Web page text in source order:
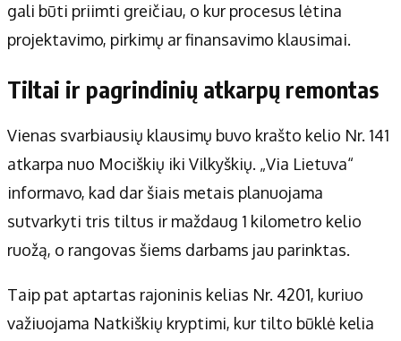
gali būti priimti greičiau, o kur procesus lėtina
projektavimo, pirkimų ar finansavimo klausimai.
Tiltai ir pagrindinių atkarpų remontas
Vienas svarbiausių klausimų buvo krašto kelio Nr. 141
atkarpa nuo Mociškių iki Vilkyškių. „Via Lietuva“
informavo, kad dar šiais metais planuojama
sutvarkyti tris tiltus ir maždaug 1 kilometro kelio
ruožą, o rangovas šiems darbams jau parinktas.
Taip pat aptartas rajoninis kelias Nr. 4201, kuriuo
važiuojama Natkiškių kryptimi, kur tilto būklė kelia